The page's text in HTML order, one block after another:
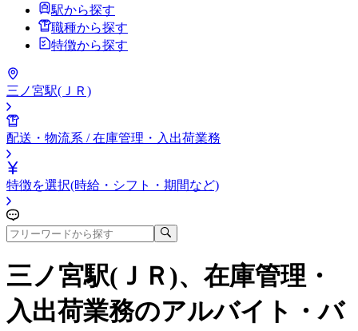
駅から探す
職種から探す
特徴から探す
三ノ宮駅(ＪＲ)
配送・物流系 / 在庫管理・入出荷業務
特徴を選択(時給・シフト・期間など)
三ノ宮駅(ＪＲ)、在庫管理・
入出荷業務のアルバイト・バ